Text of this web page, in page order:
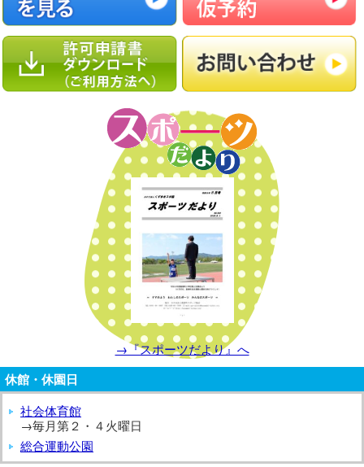
→『スポーツだより』へ
休館・休園日
社会体育館
→毎月第２・４火曜日
総合運動公園